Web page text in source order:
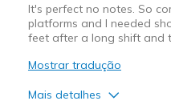
It's perfect no notes. So
platforms and I needed
feet after a long shift and
Mostrar tradução
Mais detalhes